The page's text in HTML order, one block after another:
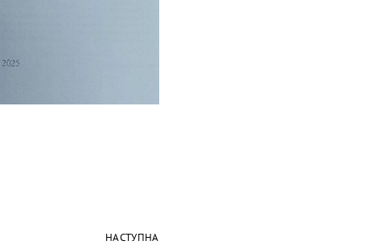
НАСТУПНА